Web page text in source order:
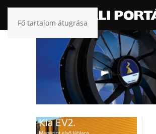
Fő tartalom átugrása